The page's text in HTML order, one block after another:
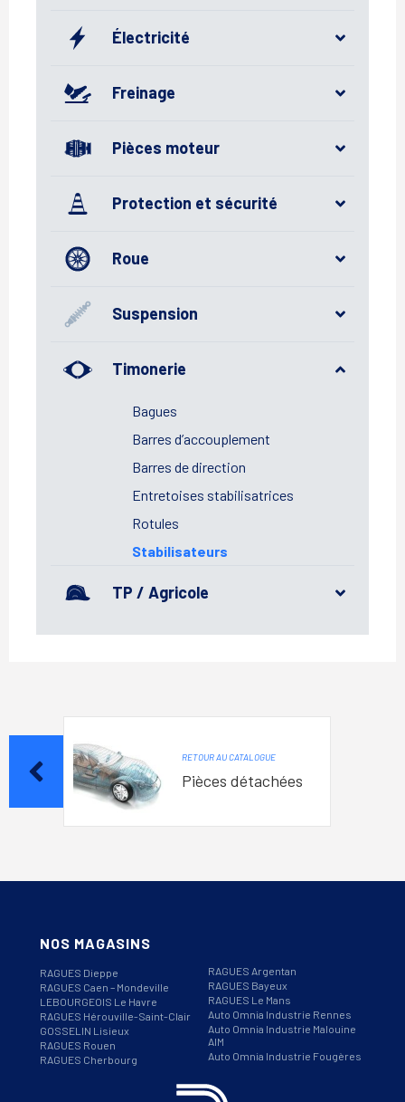
Électricité
Freinage
Pièces moteur
Protection et sécurité
Roue
Suspension
Timonerie
Bagues
Barres d’accouplement
Barres de direction
Entretoises stabilisatrices
Rotules
Stabilisateurs
TP / Agricole
RETOUR AU CATALOGUE
Pièces détachées
NOS MAGASINS
RAGUES Dieppe
RAGUES Caen – Mondeville
LEBOURGEOIS Le Havre
RAGUES Hérouville-Saint-Clair
GOSSELIN Lisieux
RAGUES Rouen
RAGUES Cherbourg
RAGUES Argentan
RAGUES Bayeux
RAGUES Le Mans
Auto Omnia Industrie Rennes
Auto Omnia Industrie Malouine
AIM
Auto Omnia Industrie Fougères